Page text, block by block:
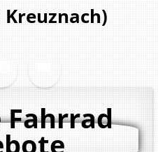
Kreuznach)